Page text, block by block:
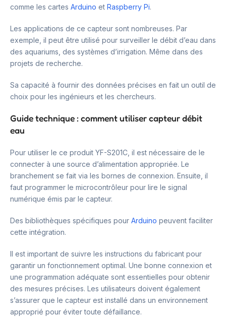
comme les cartes Arduino et Raspberry Pi.
Les applications de ce capteur sont nombreuses. Par
exemple, il peut être utilisé pour surveiller le débit d’eau dans
des aquariums, des systèmes d’irrigation. Même dans des
projets de recherche.
Sa capacité à fournir des données précises en fait un outil de
choix pour les ingénieurs et les chercheurs.
Guide technique : comment utiliser capteur débit
eau
Pour utiliser le ce produit YF-S201C, il est nécessaire de le
connecter à une source d’alimentation appropriée. Le
branchement se fait via les bornes de connexion. Ensuite, il
faut programmer le microcontrôleur pour lire le signal
numérique émis par le capteur.
Des bibliothèques spécifiques pour Arduino peuvent faciliter
cette intégration.
Il est important de suivre les instructions du fabricant pour
garantir un fonctionnement optimal. Une bonne connexion et
une programmation adéquate sont essentielles pour obtenir
des mesures précises. Les utilisateurs doivent également
s’assurer que le capteur est installé dans un environnement
approprié pour éviter toute défaillance.